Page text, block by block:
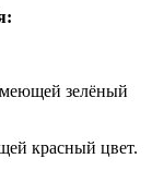
зелёный
красный цвет.